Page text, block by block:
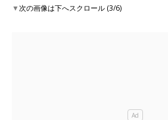
▼次の画像は下へスクロール (3/6)